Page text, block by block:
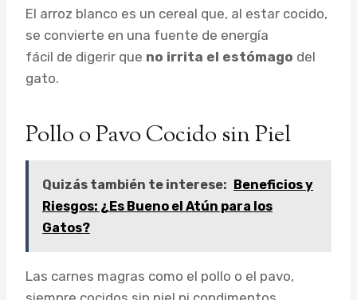
El arroz blanco es un cereal que, al estar cocido,
se convierte en una fuente de energía
fácil de digerir que no irrita el estómago del
gato.
Pollo o Pavo Cocido sin Piel
Quizás también te interese: Beneficios y
Riesgos: ¿Es Bueno el Atún para los
Gatos?
Las carnes magras como el pollo o el pavo,